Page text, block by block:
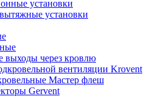
установки
установки
выходы через кровлю
вентиляции Krovent
Мастер флеш
Gervent